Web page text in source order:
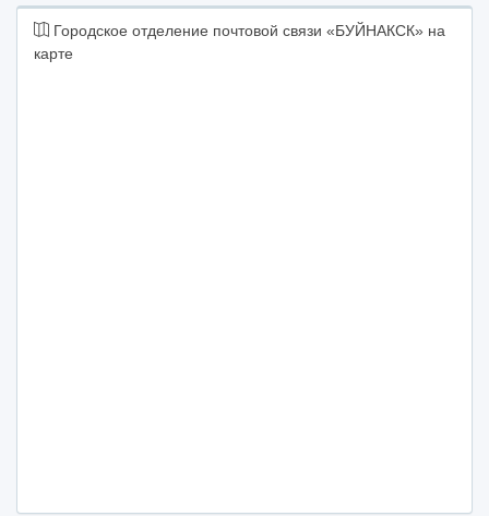
Городское отделение почтовой связи «БУЙНАКСК» на
карте